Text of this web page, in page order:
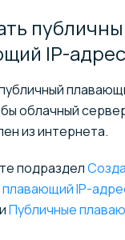
IP-адрес
облачный
из интернета.
подраздел
плавающий IP-
Публичные